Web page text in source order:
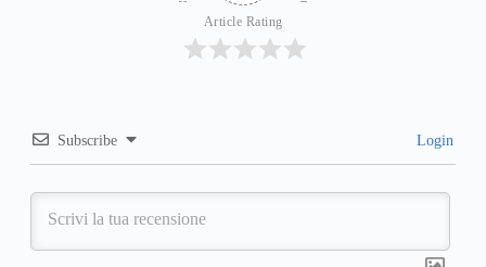
Article Rating
Subscribe Login